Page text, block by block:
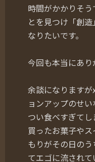
時間がかかりそ
とを見つけ「創
なりたいです。
今回も本当にあり
余談になります
ョンアップのせ
つい食べすぎてし
買ったお菓子や
もりがその日の
てエゴに流されて